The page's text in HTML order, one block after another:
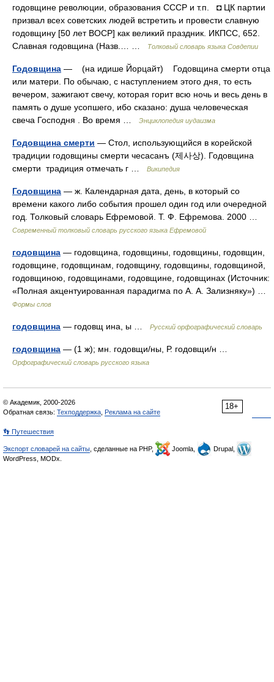
годовщине революции, образования СССР и т.п. ◘ ЦК партии
призвал всех советских людей встретить и провести славную
годовщину [50 лет ВОСР] как великий праздник. ИКПСС, 652.
Славная годовщина (Назв.… …
Толковый словарь языка Совдепии
Годовщина — (на идише Йорцайт) Годовщина смерти отца
или матери. По обычаю, с наступлением этого дня, то есть
вечером, зажигают свечу, которая горит всю ночь и весь день в
память о душе усопшего, ибо сказано: душа человеческая
свеча Господня . Во время …
Энциклопедия иудаизма
Годовщина смерти — Стол, использующийся в корейской
традиции годовщины смерти чесасанъ (제사상). Годовщина
смерти традиция отмечать г …
Википедия
Годовщина — ж. Календарная дата, день, в который со
времени какого либо события прошел один год или очередной
год. Толковый словарь Ефремовой. Т. Ф. Ефремова. 2000 …
Современный толковый словарь русского языка Ефремовой
годовщина — годовщина, годовщины, годовщины, годовщин,
годовщине, годовщинам, годовщину, годовщины, годовщиной,
годовщиною, годовщинами, годовщине, годовщинах (Источник:
«Полная акцентуированная парадигма по А. А. Зализняку») …
Формы слов
годовщина — годовщ ина, ы … Русский орфографический словарь
годовщина — (1 ж); мн. годовщи/ны, Р. годовщи/н …
Орфографический словарь русского языка
18+
© Академик, 2000-2026
Обратная связь: Техподдержка Реклама на сайте
👣 Путешествия
Экспорт словарей на сайты , сделанные на PHP, Joomla,
Drupal,
WordPress, MODx.